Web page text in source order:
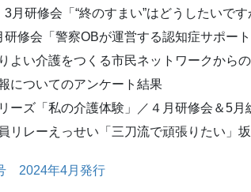
月研修会「“終のすまい”はどうしたいで
修会「警察OBが運営する認知症サポー
よい介護をつくる市民ネットワークから
についてのアンケート結果
ーズ「私の介護体験」／４月研修会＆5月
リレーえっせい「三刀流で頑張りたい」
2024年4月発行